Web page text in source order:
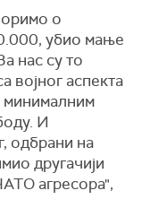
о
убио мање
нас су то
војног аспекта
минималним
И
одбрани на
другачији
агресора",